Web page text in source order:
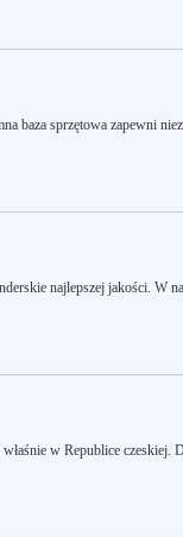
baza sprzętowa zapewni
najlepszej jakości. W
w Republice czeskiej.